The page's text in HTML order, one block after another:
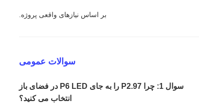
بر اساس نیازهای واقعی پروژه.
سوالات عمومی
سوال 1: چرا P2.97 را به جای P6 LED در فضای باز
انتخاب می کنید؟